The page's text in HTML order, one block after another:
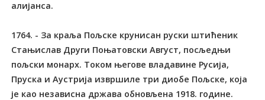
алијанса.
1764. - За краља Пољске крунисан руски штићеник
Стањислав Други Поњатовски Август, посљедњи
пољски монарх. Током његове владавине Русија,
Пруска и Аустрија извршиле три диобе Пољске, која
је као независна држава обновљена 1918. године.